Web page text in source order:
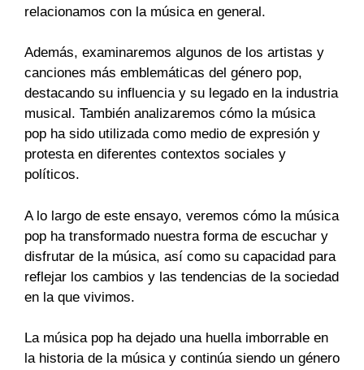
relacionamos con la música en general.
Además, examinaremos algunos de los artistas y
canciones más emblemáticas del género pop,
destacando su influencia y su legado en la industria
musical. También analizaremos cómo la música
pop ha sido utilizada como medio de expresión y
protesta en diferentes contextos sociales y
políticos.
A lo largo de este ensayo, veremos cómo la música
pop ha transformado nuestra forma de escuchar y
disfrutar de la música, así como su capacidad para
reflejar los cambios y las tendencias de la sociedad
en la que vivimos.
La música pop ha dejado una huella imborrable en
la historia de la música y continúa siendo un género